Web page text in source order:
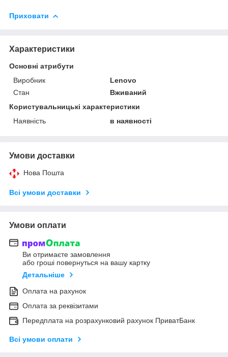
Приховати
Характеристики
Основні атрибути
Виробник
Lenovo
Стан
Вживаний
Користувальницькі характеристики
Наявність
в наявності
Умови доставки
Нова Пошта
Всі умови доставки
Умови оплати
Ви отримаєте замовлення
або гроші повернуться на вашу картку
Детальніше
Оплата на рахунок
Оплата за реквізитами
Передплата на розрахунковий рахунок ПриватБанк
Всі умови оплати